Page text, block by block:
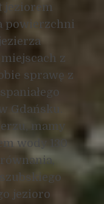
jeziorem
powierzchni
z
sprawę z
Gdańsku.
mamy
wody 130
jezioro